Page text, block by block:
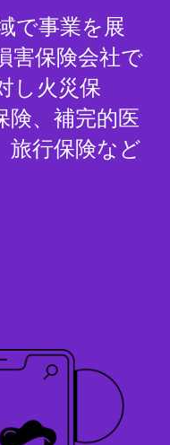
で事業を展
害保険会社で
し火災保
険、補完的医
旅行保険など